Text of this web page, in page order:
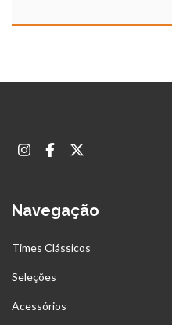
Navegação
Times Clássicos
Seleções
Acessórios